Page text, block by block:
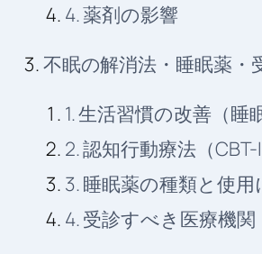
4. 薬剤の影響
不眠の解消法・睡眠薬・
1. 生活習慣の改善（睡
2. 認知行動療法（CBT-I
3. 睡眠薬の種類と使用
4. 受診すべき医療機関